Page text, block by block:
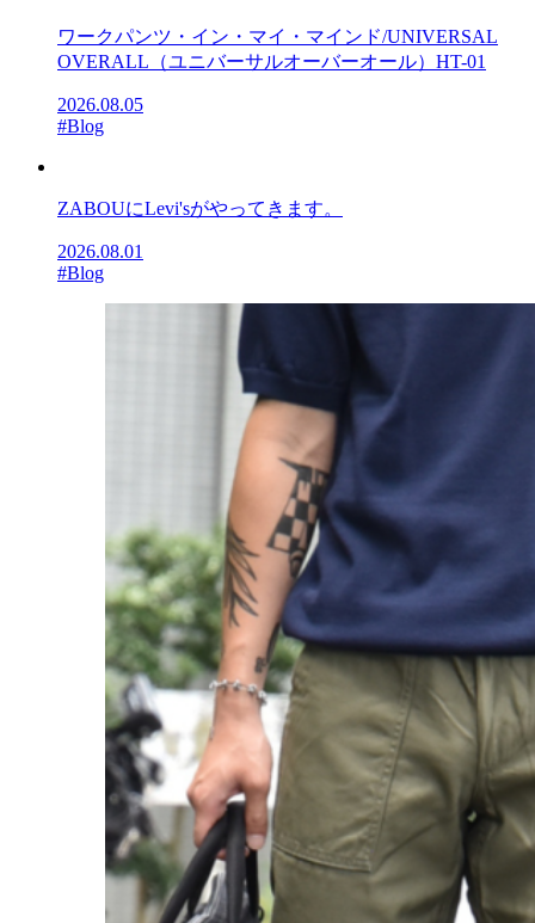
ワークパンツ・イン・マイ・マインド/UNIVERSAL
OVERALL（ユニバーサルオーバーオール）HT-01
2026.08.05
#Blog
ZABOUにLevi'sがやってきます。
2026.08.01
#Blog